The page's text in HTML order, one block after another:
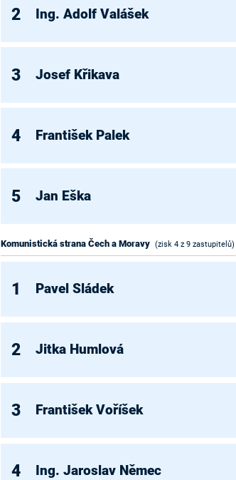
2 Ing. Adolf Valášek
3 Josef Křikava
4 František Palek
5 Jan Eška
Komunistická strana Čech a Moravy (zisk 4 z 9 zastupitelů)
1 Pavel Sládek
2 Jitka Humlová
3 František Voříšek
4 Ing. Jaroslav Němec